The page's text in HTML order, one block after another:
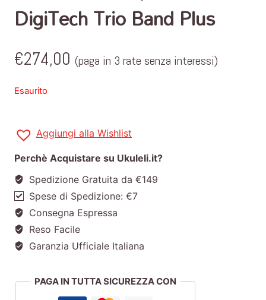
DigiTech Trio Band Plus
€274,00 (paga in 3 rate senza interessi)
Esaurito
Aggiungi alla Wishlist
Perchè Acquistare su Ukuleli.it?
Spedizione Gratuita da €149
Spese di Spedizione: €7
Consegna Espressa
Reso Facile
Garanzia Ufficiale Italiana
PAGA IN TUTTA SICUREZZA CON